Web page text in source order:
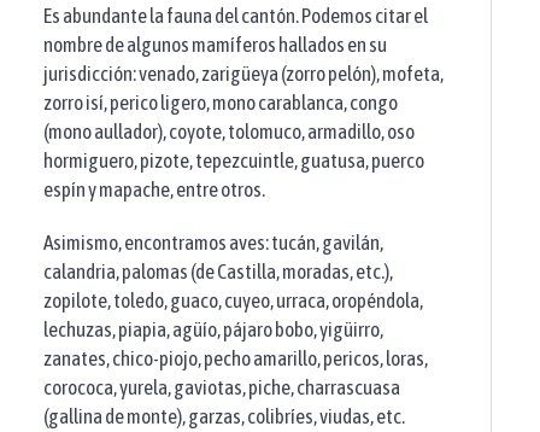
Es abundante la fauna del cantón. Podemos citar el
nombre de algunos mamíferos hallados en su
jurisdicción: venado, zarigüeya (zorro pelón), mofeta,
zorro isí, perico ligero, mono carablanca, congo
(mono aullador), coyote, tolomuco, armadillo, oso
hormiguero, pizote, tepezcuintle, guatusa, puerco
espín y mapache, entre otros.
Asimismo, encontramos aves: tucán, gavilán,
calandria, palomas (de Castilla, moradas, etc.),
zopilote, toledo, guaco, cuyeo, urraca, oropéndola,
lechuzas, piapia, agüío, pájaro bobo, yigüirro,
zanates, chico-piojo, pecho amarillo, pericos, loras,
corococa, yurela, gaviotas, piche, charrascuasa
(gallina de monte), garzas, colibríes, viudas, etc.